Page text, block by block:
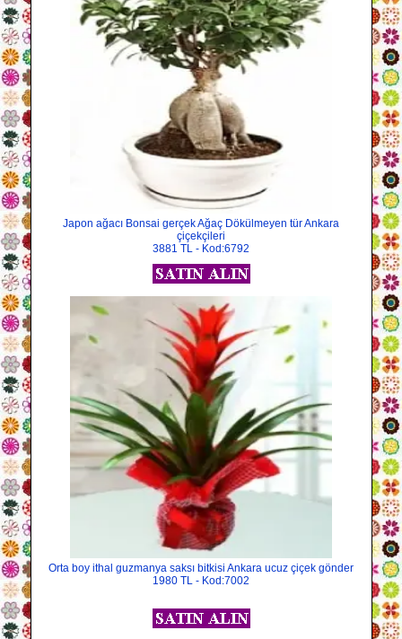
Japon ağacı Bonsai gerçek Ağaç Dökülmeyen tür Ankara
çiçekçileri
3881 TL - Kod:6792
Orta boy ithal guzmanya saksı bitkisi Ankara ucuz çiçek gönder
1980 TL - Kod:7002